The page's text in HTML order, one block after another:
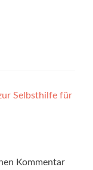
Selbsthilfe für
Kommentar